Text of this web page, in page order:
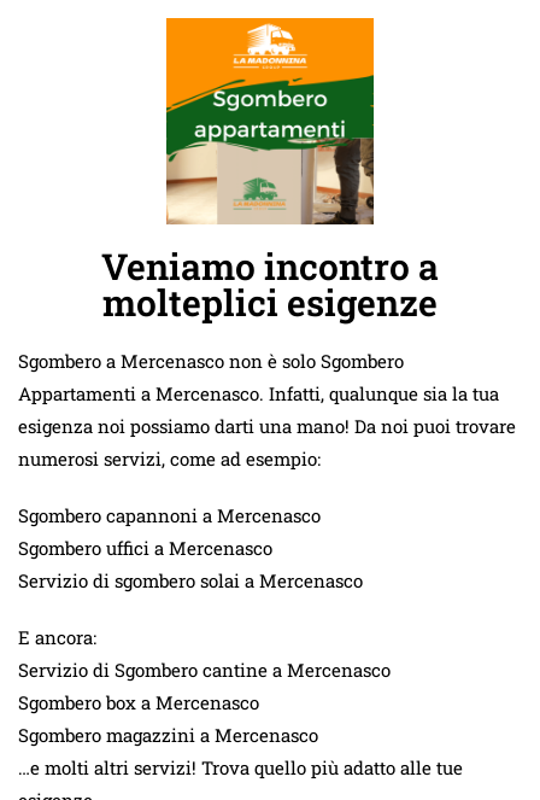
Veniamo incontro a
molteplici esigenze
Sgombero a Mercenasco non è solo Sgombero
Appartamenti a Mercenasco. Infatti, qualunque sia la tua
esigenza noi possiamo darti una mano! Da noi puoi trovare
numerosi servizi, come ad esempio:
Sgombero capannoni a Mercenasco
Sgombero uffici a Mercenasco
Servizio di sgombero solai a Mercenasco
E ancora:
Servizio di Sgombero cantine a Mercenasco
Sgombero box a Mercenasco
Sgombero magazzini a Mercenasco
…e molti altri servizi! Trova quello più adatto alle tue